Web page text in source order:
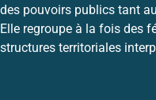
des pouvoirs publics tant
Elle regroupe à la fois des
structures territoriales